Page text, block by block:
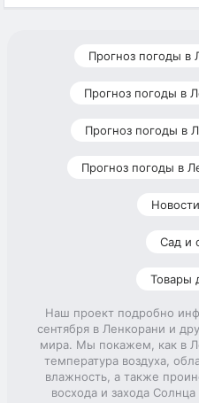
Прогноз погоды в
Прогноз погоды в
Прогноз погоды в
Прогноз погоды в
Сад и
Товары
Наш проект подробно
сентября в Ленкорани и
мира. Мы покажем, как в
температура воздуха,
влажность, а также
восхода и захода